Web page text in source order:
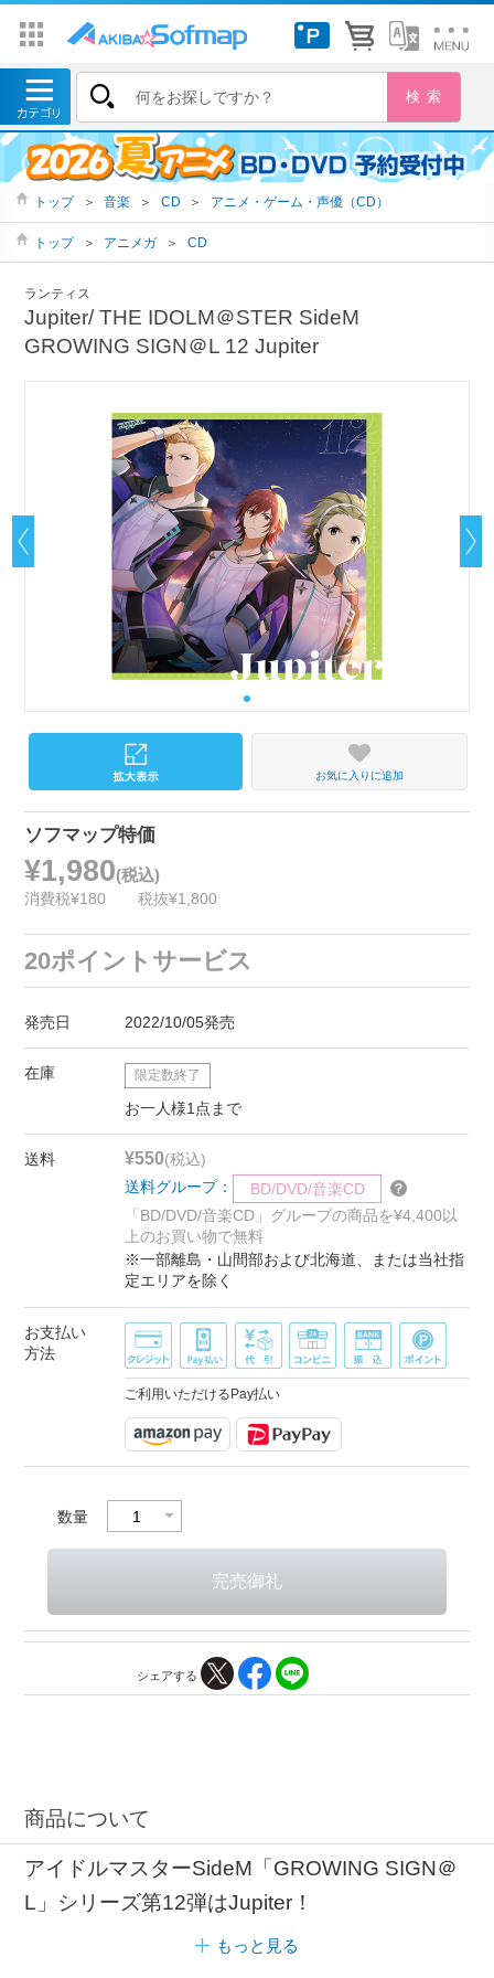
トップ ＞ 音楽 ＞ CD ＞ アニメ・ゲーム・声優（CD）
トップ ＞ アニメガ ＞ CD
ランティス
Jupiter/ THE IDOLM＠STER SideM
GROWING SIGN＠L 12 Jupiter
お気に入りに追加
ソフマップ特価
¥1,980(税込)
消費税¥180 税抜¥1,800
20ポイントサービス
発売日 2022/10/05発売
在庫 限定数終了
お一人様1点まで
送料 ¥550(税込)
送料グループ：
BD/DVD/音楽CD
「BD/DVD/音楽CD」グループの商品を¥4,400以
上のお買い物で無料
※一部離島・山間部および北海道、または当社指
定エリアを除く
お支払い
方法
ご利用いただけるPay払い
数量
シェアする
商品について
アイドルマスターSideM「GROWING SIGN＠
L」シリーズ第12弾はJupiter！
もっと見る